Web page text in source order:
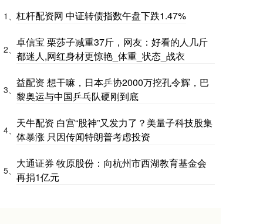
1、 杠杆配资网 中证转债指数午盘下跌1.47%
2、
卓信宝 栗莎子减重37斤，网友：好看的人几斤
都迷人,网红身材更惊艳_体重_状态_战衣
3、
益配资 想干嘛，日本乒协2000万挖孔令辉，巴
黎奥运与中国乒乓队硬刚到底
4、
天牛配资 白宫“股神”又发力了？美量子科技股集
体暴涨 只因传闻特朗普考虑投资
5、
大通证券 牧原股份：向杭州市西湖教育基金会
再捐1亿元